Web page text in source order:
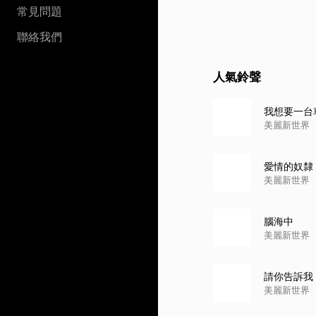
常見問題
聯絡我們
人氣鈴聲
我想要一台
美麗新世界
愛情的奴隸
美麗新世界
腦海中
美麗新世界
請你告訴我
美麗新世界